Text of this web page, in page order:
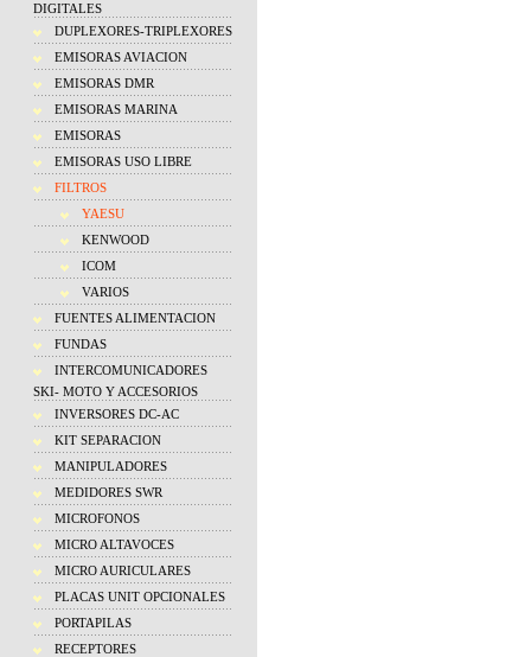
DIGITALES
DUPLEXORES-TRIPLEXORES
EMISORAS AVIACION
EMISORAS DMR
EMISORAS MARINA
EMISORAS
EMISORAS USO LIBRE
FILTROS
YAESU
KENWOOD
ICOM
VARIOS
FUENTES ALIMENTACION
FUNDAS
INTERCOMUNICADORES
SKI- MOTO Y ACCESORIOS
INVERSORES DC-AC
KIT SEPARACION
MANIPULADORES
MEDIDORES SWR
MICROFONOS
MICRO ALTAVOCES
MICRO AURICULARES
PLACAS UNIT OPCIONALES
PORTAPILAS
RECEPTORES